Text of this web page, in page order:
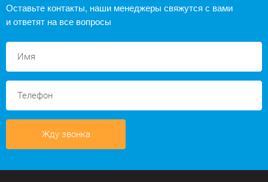
Оставьте контакты, наши менеджеры свяжутся с вами
и ответят на все вопросы
Жду звонка